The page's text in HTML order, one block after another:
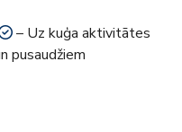
– Uz kuģa aktivitātes
pusaudžiem